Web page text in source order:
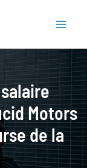
Motors
de la